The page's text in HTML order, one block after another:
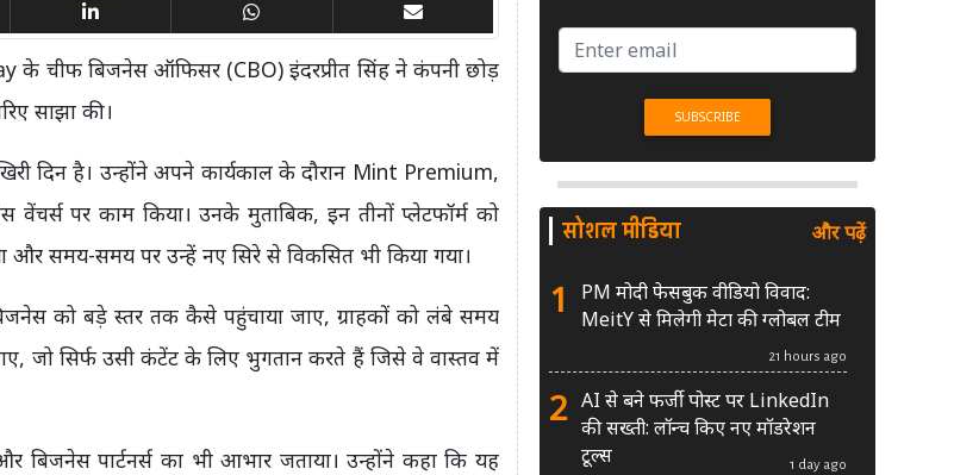
के चीफ बिजनेस ऑफिसर (CBO) इंदरप्रीत सिंह ने कंपनी छोड़
साझा की।
दिन है। उन्होंने अपने कार्यकाल के दौरान Mint Premium,
पर काम किया। उनके मुताबिक, इन तीनों प्लेटफॉर्म को
और समय-समय पर उन्हें नए सिरे से विकसित भी किया गया।
को बड़े स्तर तक कैसे पहुंचाया जाए, ग्राहकों को लंबे समय
जो सिर्फ उसी कंटेंट के लिए भुगतान करते हैं जिसे वे वास्तव में
बिजनेस पार्टनर्स का भी आभार जताया। उन्होंने कहा कि यह
सोशल मीडिया और पढ़ें
1
PM मोदी फेसबुक वीडियो विवाद:
MeitY से मिलेगी मेटा की ग्लोबल टीम
21 hours ago
2 AI से बने फर्जी पोस्ट पर LinkedIn
की सख्ती: लॉन्च किए नए मॉडरेशन
टूल्स
1 day ago